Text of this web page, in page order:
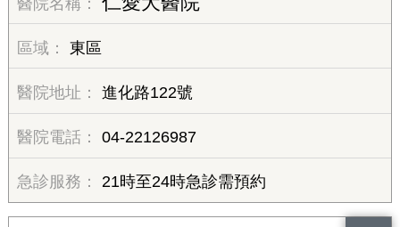
東區
進化路122號
04-22126987
21時至24時急診需預約